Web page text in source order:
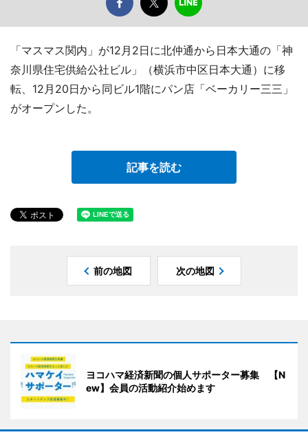
「マスマス関内」が12月2日に北仲通から日本大通の「神
奈川県住宅供給公社ビル」（横浜市中区日本大通）に移
転、12月20日から同ビル1階にパン店「ベーカリー三三」
がオープンした。
記事を読む
前の地図 次の地図
ヨコハマ経済新聞の個人サポーター募集 【N
ew】会員の活動紹介始めます